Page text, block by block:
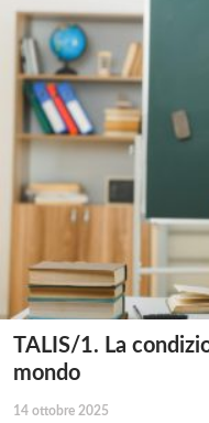
TALIS/1. La
mondo
14 ottobre 2025